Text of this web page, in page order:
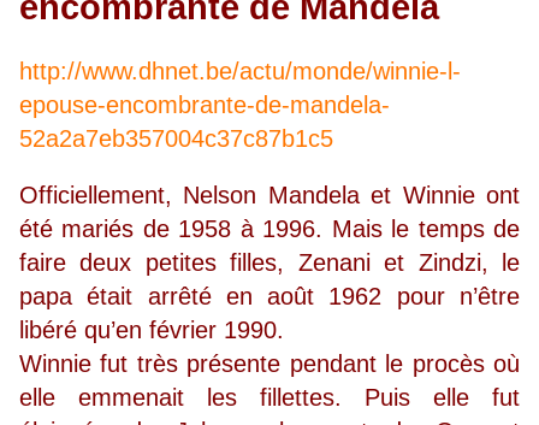
http://www.dhnet.be/actu/monde/winnie-l-
epouse-encombrante-de-mandela-
52a2a7eb357004c37c87b1c5
Officiellement, Nelson Mandela et Winnie ont
été mariés de 1958 à 1996. Mais le temps de
faire deux petites filles, Zenani et Zindzi, le
papa était arrêté en août 1962 pour n’être
libéré qu’en février 1990.
Winnie fut très présente pendant le procès où
elle emmenait les fillettes. Puis elle fut